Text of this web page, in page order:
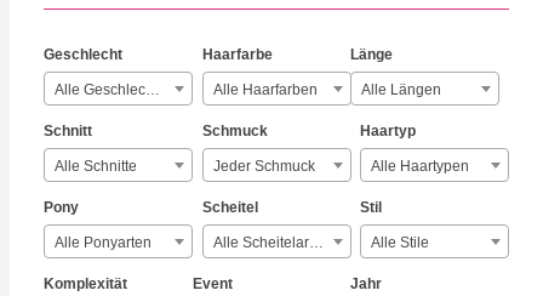
Geschlecht
Alle Geschlechter
Haarfarbe
Alle Haarfarben
Länge
Alle Längen
Schnitt
Alle Schnitte
Schmuck
Jeder Schmuck
Haartyp
Alle Haartypen
Pony
Alle Ponyarten
Scheitel
Alle Scheitelarten
Stil
Alle Stile
Komplexität Event Jahr